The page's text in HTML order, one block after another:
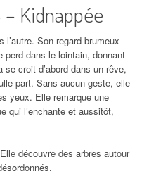
– Kidnappée
Son regard brumeux
perd dans le lointain, donnant
croit d’abord dans un rêve,
part. Sans aucun geste, elle
yeux. Elle remarque une
qui l’enchante et aussitôt,
découvre des arbres autour